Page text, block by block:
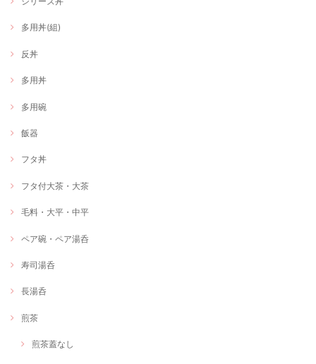
多用丼(組)
反丼
多用丼
多用碗
飯器
フタ丼
フタ付大茶・大茶
毛料・大平・中平
ペア碗・ペア湯呑
寿司湯呑
長湯呑
煎茶
煎茶蓋なし